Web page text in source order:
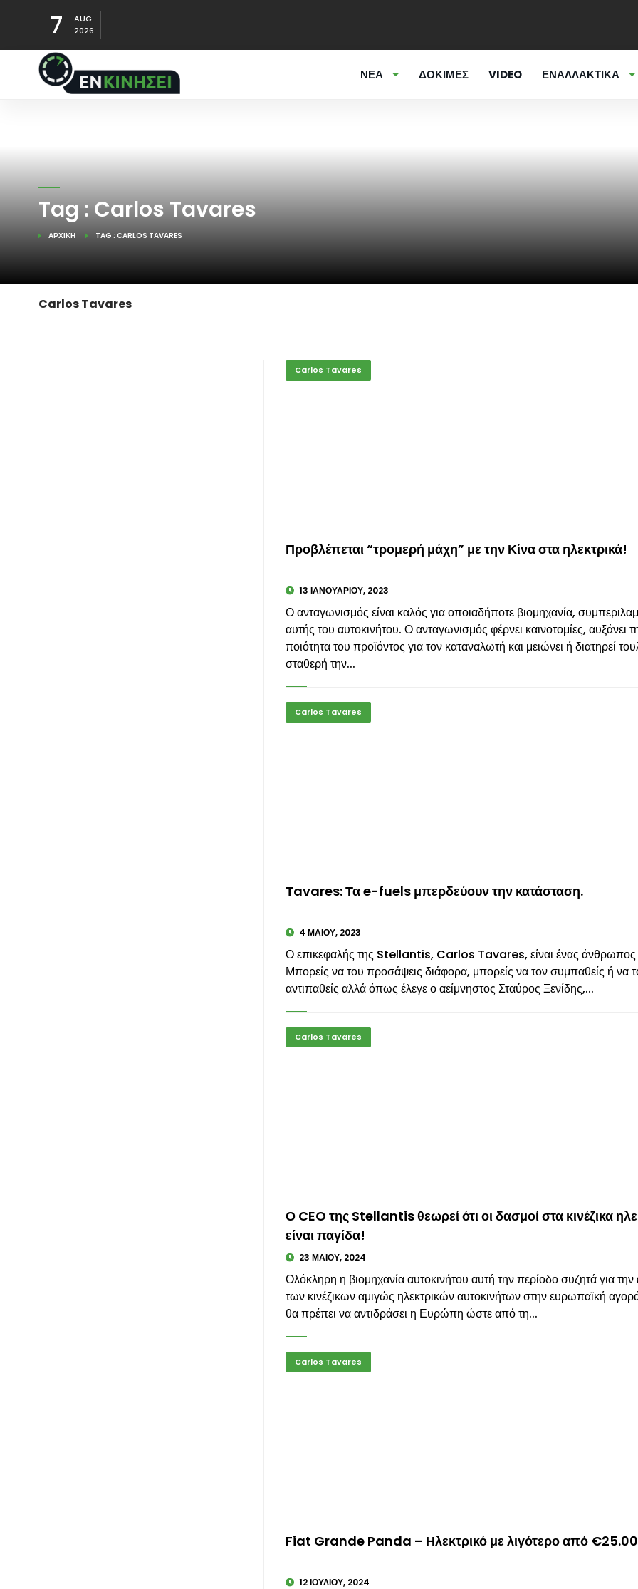
7
AUG
2026
ΝΕΑ ΔΟΚΙΜΕΣ VIDEO ΕΝΑΛΛΑΚΤΙΚΑ
Tag : Carlos Tavares
ΑΡΧΙΚΉ TAG : CARLOS TAVARES
Carlos Tavares
Carlos Tavares
Προβλέπεται “τρομερή μάχη” με την Κίνα στα ηλεκτρικά!
13 ΙΑΝΟΥΑΡΊΟΥ, 2023
Ο ανταγωνισμός είναι καλός για οποιαδήποτε βιομηχανία,
αυτής του αυτοκινήτου. Ο ανταγωνισμός φέρνει καινοτομίες, αυξάνει
ποιότητα του προϊόντος για τον καταναλωτή και μειώνει ή διατηρεί
σταθερή την...
Carlos Tavares
Tavares: Τα e-fuels μπερδεύουν την κατάσταση.
4 ΜΑΪ́ΟΥ, 2023
Ο επικεφαλής της Stellantis, Carlos Tavares, είναι ένας άνθρωπος
Μπορείς να του προσάψεις διάφορα, μπορείς να τον συμπαθείς ή να
αντιπαθείς αλλά όπως έλεγε ο αείμνηστος Σταύρος Ξενίδης,...
Carlos Tavares
Ο CEO της Stellantis θεωρεί ότι οι δασμοί στα κινέζικα
είναι παγίδα!
23 ΜΑΪ́ΟΥ, 2024
Ολόκληρη η βιομηχανία αυτοκινήτου αυτή την περίοδο συζητά για
των κινέζικων αμιγώς ηλεκτρικών αυτοκινήτων στην ευρωπαϊκή
θα πρέπει να αντιδράσει η Ευρώπη ώστε από τη...
Carlos Tavares
Fiat Grande Panda – Ηλεκτρικό με λιγότερο από
12 ΙΟΥΛΊΟΥ, 2024